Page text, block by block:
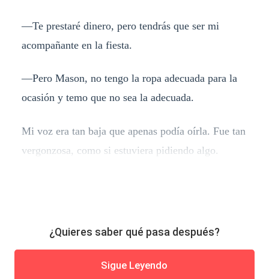
—Te prestaré dinero, pero tendrás que ser mi
acompañante en la fiesta.
—Pero Mason, no tengo la ropa adecuada para la
ocasión y temo que no sea la adecuada.
Mi voz era tan baja que apenas podía oírla. Fue tan
vergonzosa, como si estuviera pidiendo algo.
¿Quieres saber qué pasa después?
Sigue Leyendo